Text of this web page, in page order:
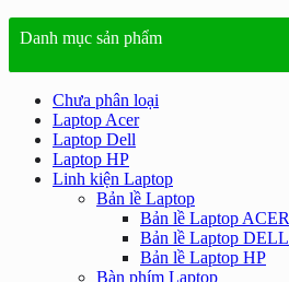
Danh mục sản phẩm
Chưa phân loại
Laptop Acer
Laptop Dell
Laptop HP
Linh kiện Laptop
Bản lề Laptop
Bản lề Laptop ACER
Bản lề Laptop DELL
Bản lề Laptop HP
Bàn phím Laptop